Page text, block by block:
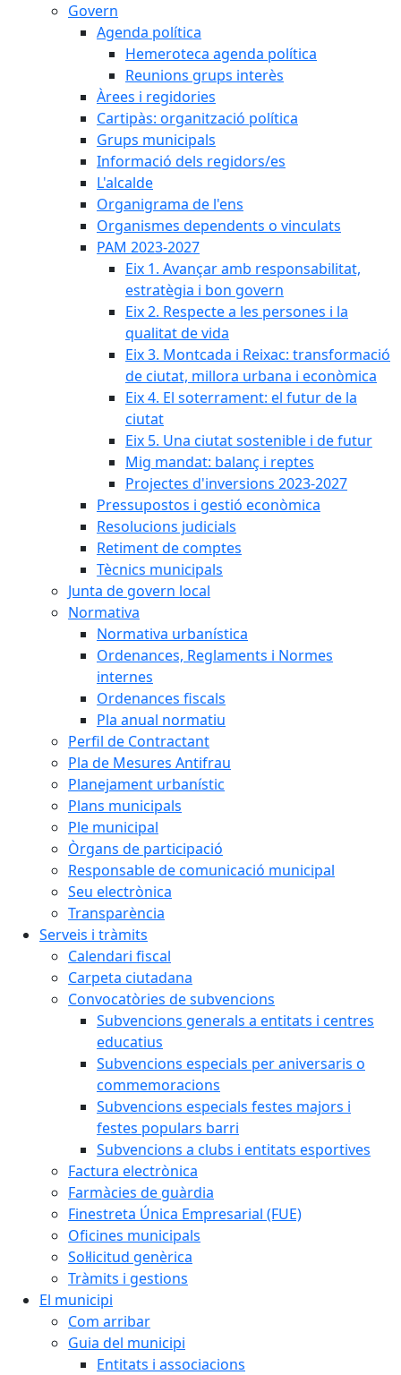
Govern
Agenda política
Hemeroteca agenda política
Reunions grups interès
Àrees i regidories
Cartipàs: organització política
Grups municipals
Informació dels regidors/es
L'alcalde
Organigrama de l'ens
Organismes dependents o vinculats
PAM 2023-2027
Eix 1. Avançar amb responsabilitat,
estratègia i bon govern
Eix 2. Respecte a les persones i la
qualitat de vida
Eix 3. Montcada i Reixac: transformació
de ciutat, millora urbana i econòmica
Eix 4. El soterrament: el futur de la
ciutat
Eix 5. Una ciutat sostenible i de futur
Mig mandat: balanç i reptes
Projectes d'inversions 2023-2027
Pressupostos i gestió econòmica
Resolucions judicials
Retiment de comptes
Tècnics municipals
Junta de govern local
Normativa
Normativa urbanística
Ordenances, Reglaments i Normes
internes
Ordenances fiscals
Pla anual normatiu
Perfil de Contractant
Pla de Mesures Antifrau
Planejament urbanístic
Plans municipals
Ple municipal
Òrgans de participació
Responsable de comunicació municipal
Seu electrònica
Transparència
Serveis i tràmits
Calendari fiscal
Carpeta ciutadana
Convocatòries de subvencions
Subvencions generals a entitats i centres
educatius
Subvencions especials per aniversaris o
commemoracions
Subvencions especials festes majors i
festes populars barri
Subvencions a clubs i entitats esportives
Factura electrònica
Farmàcies de guàrdia
Finestreta Única Empresarial (FUE)
Oficines municipals
Sol·licitud genèrica
Tràmits i gestions
El municipi
Com arribar
Guia del municipi
Entitats i associacions